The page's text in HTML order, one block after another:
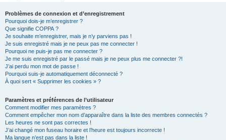
Problèmes de connexion et d’enregistrement
Pourquoi dois-je m’enregistrer ?
Que signifie COPPA ?
Je souhaite m’enregistrer, mais je n’y parviens pas !
Je suis enregistré mais je ne peux pas me connecter !
Pourquoi ne puis-je pas me connecter ?
Je me suis enregistré par le passé mais je ne peux plus me connecter ?!
J’ai perdu mon mot de passe !
Pourquoi suis-je automatiquement déconnecté ?
À quoi sert « Supprimer les cookies » ?
Paramètres et préférences de l’utilisateur
Comment modifier mes paramètres ?
Comment empêcher mon nom d’apparaître dans la liste des membres connectés ?
Les heures ne sont pas correctes !
J’ai changé mon fuseau horaire et l’heure est toujours incorrecte !
Ma langue n’est pas dans la liste !